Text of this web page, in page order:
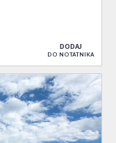
DODAJ
DO NOTATNIKA